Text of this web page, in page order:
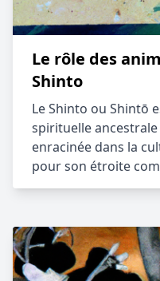
Le rôle des
Shinto
Le Shinto ou Shintō
spirituelle
enracinée dans la
pour son étroite